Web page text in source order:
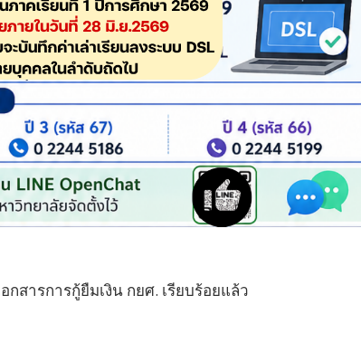
สารการกู้ยืมเงิน กยศ. เรียบร้อยแล้ว